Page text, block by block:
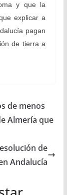
y que la
explicar a
pagan
de tierra a
de menos
Almería que
de
Andalucía